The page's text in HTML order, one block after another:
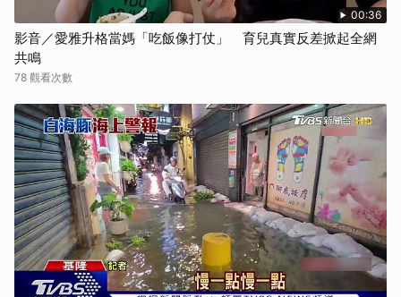
00:36
影音／愛雅升格當媽「吃飯像打仗」 育兒真實反差掀起全網
共鳴
78 觀看次數